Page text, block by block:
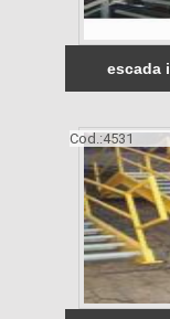
escada
Cod.:4531